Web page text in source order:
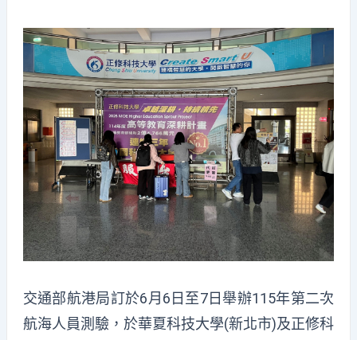
交通部航港局訂於6月6日至7日舉辦115年第二次
航海人員測驗，於華夏科技大學(新北市)及正修科